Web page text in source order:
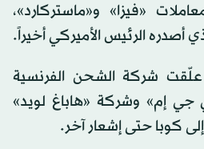
«فيزا» و«ماستركارد»،
أصدره الرئيس الأميركي أخيراً.
علّقت شركة الشحن الفرنسية
جي إم» وشركة «هاباغ لويد»
كوبا حتى إشعار آخر.